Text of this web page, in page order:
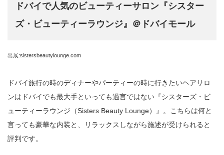
ドバイで人気のビューティーサロン『シスター
ズ・ビューティーラウンジ』＠ドバイモール
出展:sistersbeautylounge.com
ドバイ旅行の時のディナーやパーティーの時に行きたいヘアサロ
ンはドバイでも最大手といっても過言ではない『シスターズ・ビ
ューティーラウンジ（Sisters Beauty Lounge）』。こちらは何と
言っても豪華な内装と、リラックスしながら施述が受けられると
評判です。